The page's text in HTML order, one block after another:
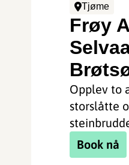
Tjøme
Frøy
Opplev to
storslåtte
Book nå